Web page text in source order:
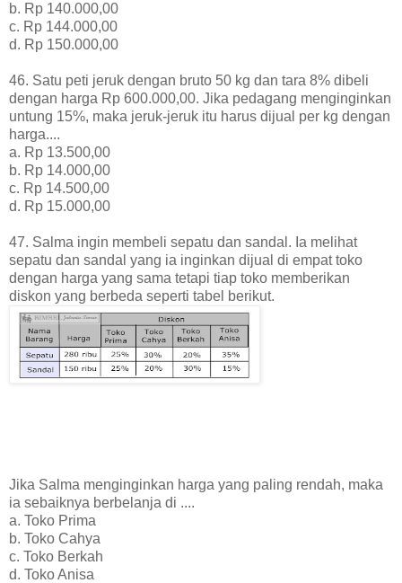
b. Rp 140.000,00
c. Rp 144.000,00
d. Rp 150.000,00
46. Satu peti jeruk dengan bruto 50 kg dan tara 8% dibeli
dengan harga Rp 600.000,00. Jika pedagang menginginkan
untung 15%, maka jeruk-jeruk itu harus dijual per kg dengan
harga....
a. Rp 13.500,00
b. Rp 14.000,00
c. Rp 14.500,00
d. Rp 15.000,00
47. Salma ingin membeli sepatu dan sandal. Ia melihat
sepatu dan sandal yang ia inginkan dijual di empat toko
dengan harga yang sama tetapi tiap toko memberikan
diskon yang berbeda seperti tabel berikut.
Jika Salma menginginkan harga yang paling rendah, maka
ia sebaiknya berbelanja di ....
a. Toko Prima
b. Toko Cahya
c. Toko Berkah
d. Toko Anisa